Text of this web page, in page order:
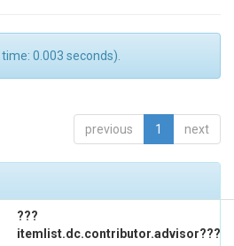
0.003 seconds).
previous 1 next
???
itemlist.dc.contributor.advisor???